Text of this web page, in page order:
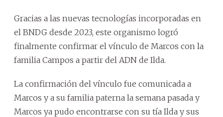
Gracias a las nuevas tecnologías incorporadas en
el BNDG desde 2023, este organismo logró
finalmente confirmar el vínculo de Marcos con la
familia Campos a partir del ADN de Ilda.
La confirmación del vínculo fue comunicada a
Marcos y a su familia paterna la semana pasada y
Marcos ya pudo encontrarse con su tía Ilda y sus